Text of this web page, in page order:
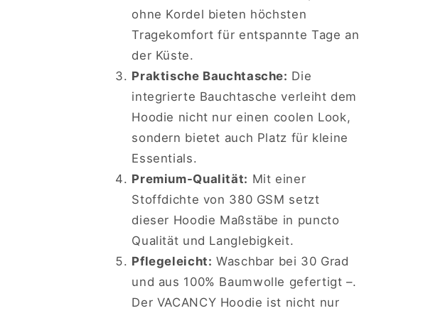
ohne Kordel bieten höchsten
Tragekomfort für entspannte Tage an
der Küste.
Praktische Bauchtasche: Die
integrierte Bauchtasche verleiht dem
Hoodie nicht nur einen coolen Look,
sondern bietet auch Platz für kleine
Essentials.
Premium-Qualität: Mit einer
Stoffdichte von 380 GSM setzt
dieser Hoodie Maßstäbe in puncto
Qualität und Langlebigkeit.
Pflegeleicht: Waschbar bei 30 Grad
und aus 100% Baumwolle gefertigt –.
Der VACANCY Hoodie ist nicht nur